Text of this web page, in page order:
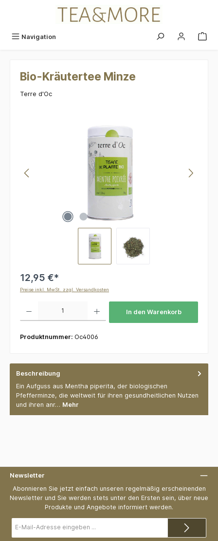
Navigation
Bio-Kräutertee Minze
Terre d'Oc
12,95 €*
Preise inkl. MwSt. zzgl. Versandkosten
In den Warenkorb
Produktnummer: Oc4006
Beschreibung
Ein Aufguss aus Mentha piperita, der biologischen
Pfefferminze, die weltweit für ihren gesundheitlichen Nutzen
und ihren anr… Mehr
Newsletter
Abonnieren Sie jetzt einfach unseren regelmäßig erscheinenden
Newsletter und Sie werden stets unter den Ersten sein, über neue
Produkte und Angebote informiert werden.
Mail-